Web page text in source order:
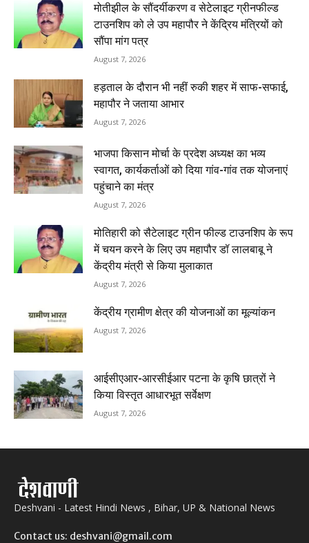
मोतीझील के सौंदर्यीकरण व सेटेलाइट ग्रीनफील्ड
टाउनशिप को ले उप महापौर ने केंद्रिय मंत्रियों को
सौंपा मांग पत्र
August 7, 2026
हड़ताल के दौरान भी नहीं रुकी शहर में साफ-सफाई,
महापौर ने जताया आभार
August 7, 2026
भाजपा किसान मोर्चा के प्रदेश अध्यक्ष का भव्य
स्वागत, कार्यकर्ताओं को दिया गांव-गांव तक योजनाएं
पहुंचाने का मंत्र
August 7, 2026
मोतिहारी को सैटेलाइट ग्रीन फील्ड टाउनशिप के रूप
में चयन करने के लिए उप महापौर डॉ लालबाबू ने
केंद्रीय मंत्री से किया मुलाकात
August 7, 2026
केंद्रीय ग्रामीण क्षेत्र की योजनाओं का मूल्यांकन
August 7, 2026
आईसीएआर-आरसीईआर पटना के कृषि छात्रों ने
किया विस्तृत आधारभूत सर्वेक्षण
August 7, 2026
Deshvani - Latest Hindi News , Bihar, UP & National News
Contact us: deshvani@gmail.com